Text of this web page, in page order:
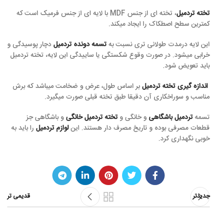
تخته تردمیل
، تخته ای از جنس MDF با لایه ای از جنس فرمیک است که
کمترین سطح اصطکاک را ایجاد میکند.
این لایه درمدت طولانی تری نسبت بهتسمه دونده تردمیلدچار پوسیدگی و
خرابی میشود. در صورت وقوع شکستگی یا ساییدگی این لایه، تخته تردمیل
باید تعویض شود.
اندازه گیری تخته تردمیلبر اساس طول، عرض و ضخامت میباشد که برش
مناسب و سوراخکاری آن دقیقا طبق تخته قبلی صورت میگیرد.
تسمهتردمیل باشگاهیو خانگی وتخته تردمیل خانگیو باشگاهی جز
قطعات مصرفی بوده و تاریخ مصرف دار هستند. اینلوازم تردمیل را باید به
خوبی نگهداری کرد.
جدیدتر قدیمی تر